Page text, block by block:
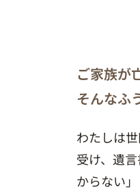
ご家族が
そんなふ
わたしは
受け、遺
からない